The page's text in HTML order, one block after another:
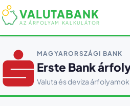
VALUTABANK
AZ ÁRFOLYAM KALKULÁTOR
MAGYARORSZÁGI BANK
Erste Bank
Valuta és deviza árfolyamok